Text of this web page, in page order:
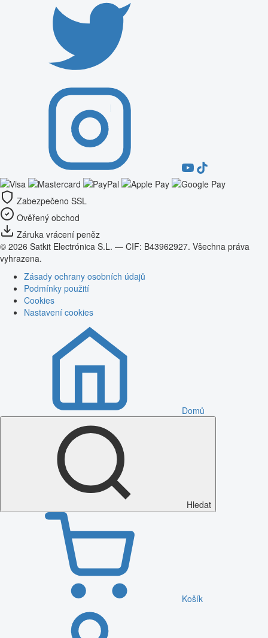
Zabezpečeno SSL
Ověřený obchod
Záruka vrácení peněz
© 2026 Satkit Electrónica S.L. — CIF: B43962927. Všechna práva
vyhrazena.
Zásady ochrany osobních údajů
Podmínky použití
Cookies
Nastavení cookies
Domů
Hledat
Košík